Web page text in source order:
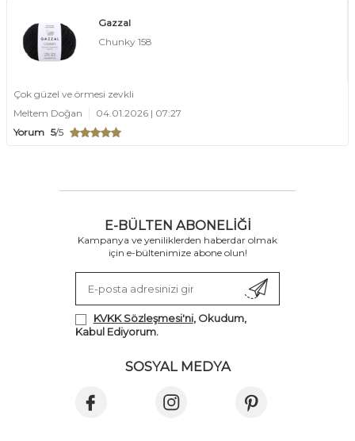
Gazzal
Chunky 158
Çok güzel ve örmesi zevkli
Meltem Doğan
04.01.2026 | 07:27
Yorum 5/5
E-BÜLTEN ABONELIĞI
Kampanya ve yeniliklerden haberdar olmak
için e-bültenimize abone olun!
KVKK Sözleşmesi'ni, Okudum,
Kabul Ediyorum.
SOSYAL MEDYA